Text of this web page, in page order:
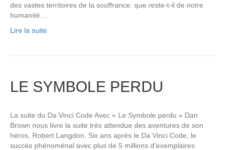
des vastes territoires de la souffrance: que reste-t-il de notre
humanité…
Lire la suite
LE SYMBOLE PERDU
La suite du Da Vinci Code Avec « Le Symbole perdu » Dan
Brown nous livre la suite très attendue des aventures de son
héros, Robert Langdon. Six ans après le Da Vinci Code, le
succès phénoménal avec plus de 5 millions d’exemplaires